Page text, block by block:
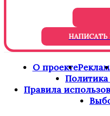
О проекте
Правила